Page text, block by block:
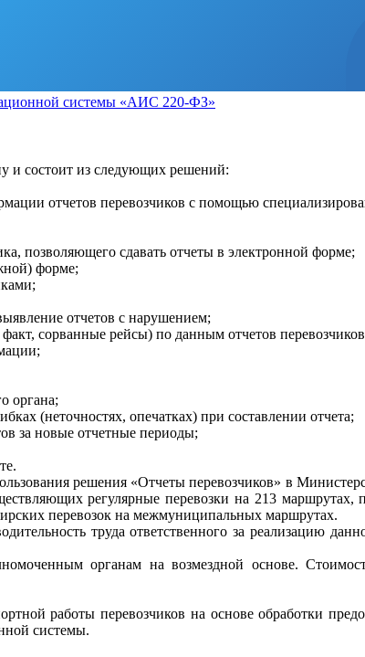
системы «АИС 220-ФЗ»
и состоит из следующих решений:
отчетов перевозчиков с помощью
позволяющего сдавать отчеты в электронной форме;
форме;
отчетов с нарушением;
сорванные рейсы) по данным отчетов
органа;
(неточностях, опечатках) при составлении отчета;
за новые отчетные периоды;
решения «Отчеты перевозчиков» в
регулярные перевозки на 213 маршрутах,
перевозок на межмуниципальных маршрутах.
труда ответственного за реализацию
органам на возмездной основе.
работы перевозчиков на основе обработки
системы.